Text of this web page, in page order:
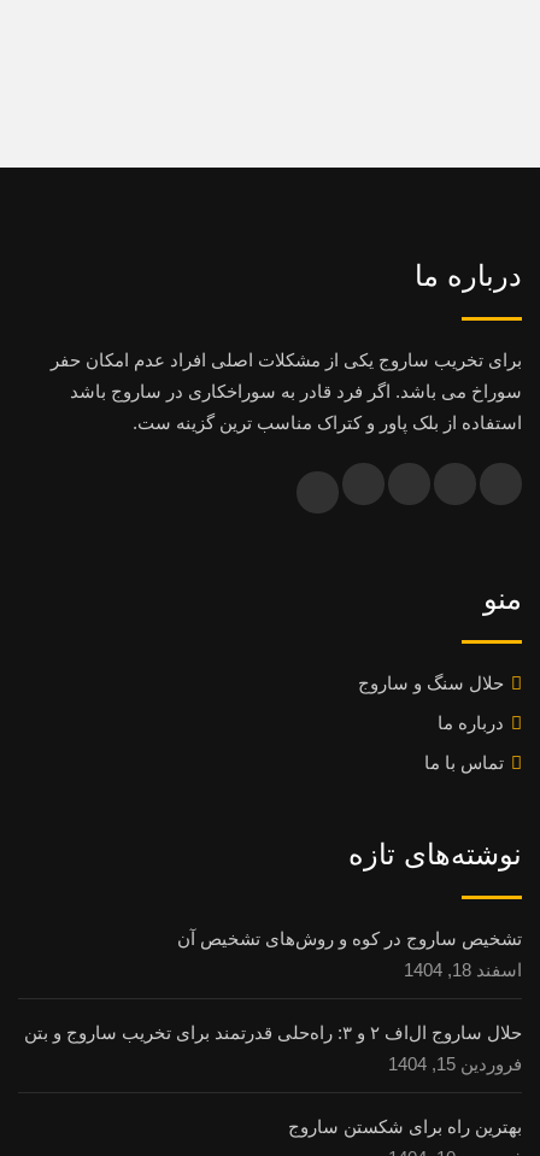
درباره ما
برای تخریب ساروج یکی از مشکلات اصلی افراد عدم امکان حفر
سوراخ می باشد. اگر فرد قادر به سوراخکاری در ساروج باشد
استفاده از بلک پاور و کتراک مناسب ترین گزینه ست.
منو
حلال سنگ و ساروج
درباره ما
تماس با ما
نوشته‌های تازه
تشخیص ساروج در کوه و روش‌های تشخیص آن
اسفند 18, 1404
حلال ساروج ال‌اف ۲ و ۳: راه‌حلی قدرتمند برای تخریب ساروج و بتن
فروردین 15, 1404
بهترین راه برای شکستن ساروج